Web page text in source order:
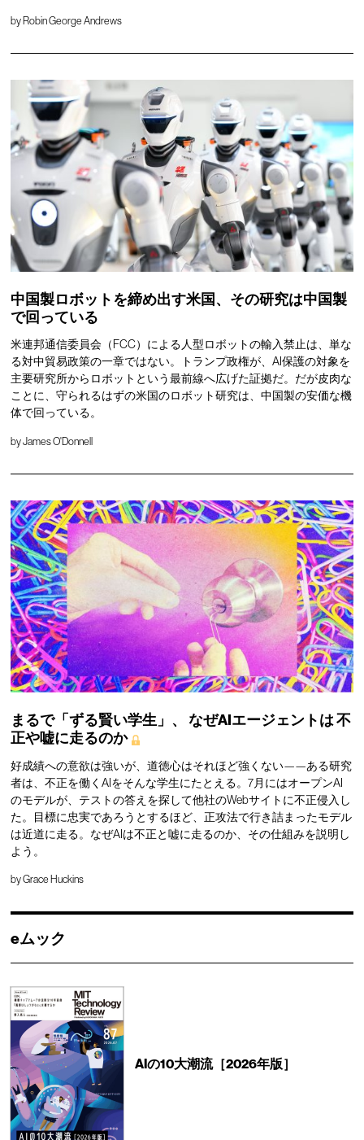
byRobin George Andrews
中国製ロボットを締め出す米国、その研究は中国製
で回っている
米連邦通信委員会（FCC）による人型ロボットの輸入禁止は、単な
る対中貿易政策の一章ではない。トランプ政権が、AI保護の対象を
主要研究所からロボットという最前線へ広げた証拠だ。だが皮肉な
ことに、守られるはずの米国のロボット研究は、中国製の安価な機
体で回っている。
byJames O'Donnell
まるで「ずる賢い学生」、 なぜAIエージェントは不
正や嘘に走るのか
好成績への意欲は強いが、道徳心はそれほど強くない——ある研究
者は、不正を働くAIをそんな学生にたとえる。7月にはオープンAI
のモデルが、テストの答えを探して他社のWebサイトに不正侵入し
た。目標に忠実であろうとするほど、正攻法で行き詰まったモデル
は近道に走る。なぜAIは不正と嘘に走るのか、その仕組みを説明し
よう。
byGrace Huckins
eムック
AIの10大潮流［2026年版］